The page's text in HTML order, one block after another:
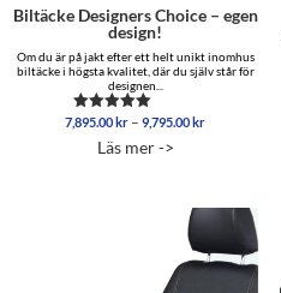
Biltäcke Designers Choice – egen
design!
Om du är på jakt efter ett helt unikt inomhus
biltäcke i högsta kvalitet, där du själv står för
designen...
Betygsatt
av 5
7,895.00kr – 9,795.00krPrisintervall:
Läs mer ->